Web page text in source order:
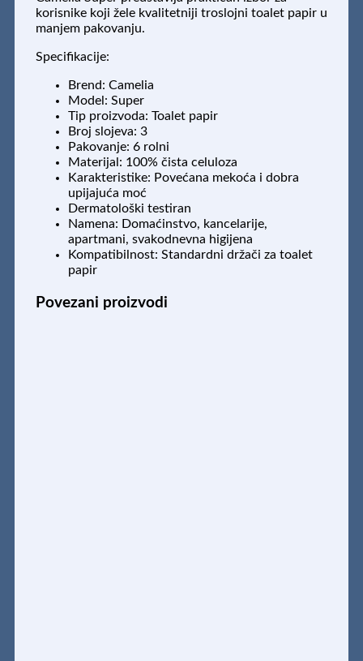
korisnike koji žele kvalitetniji troslojni toalet papir u
manjem pakovanju.
Specifikacije:
Brend: Camelia
Model: Super
Tip proizvoda: Toalet papir
Broj slojeva: 3
Pakovanje: 6 rolni
Materijal: 100% čista celuloza
Karakteristike: Povećana mekoća i dobra
upijajuća moć
Dermatološki testiran
Namena: Domaćinstvo, kancelarije,
apartmani, svakodnevna higijena
Kompatibilnost: Standardni držači za toalet
papir
Povezani proizvodi